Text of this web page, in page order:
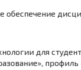
обеспечение
для
профиль